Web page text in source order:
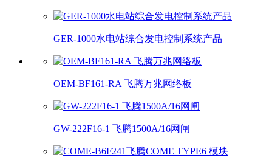
GER-1000水电站综合发电控制系统产品
OEM-BF161-RA 飞腾万兆网络板
GW-222F16-1 飞腾1500A/16网闸